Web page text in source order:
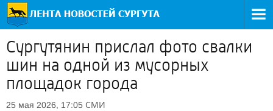
Сургутянин прислал фото свалки
шин на одной из мусорных
площадок города
25 мая 2026, 17:05 СМИ